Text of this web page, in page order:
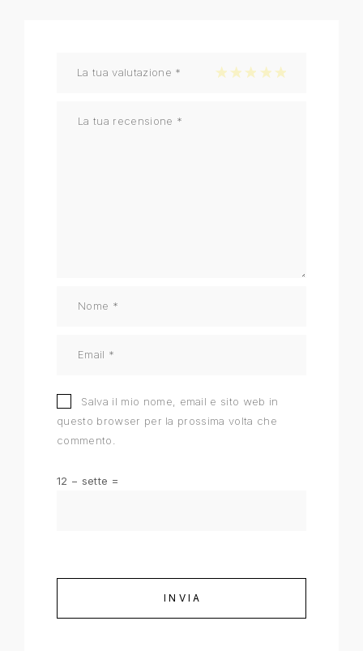
La tua valutazione * 1 stella su 5
2 stelle su 5
3 stelle su 5
4 stelle su 5
Salva il mio nome, email e sito web in
questo browser per la prossima volta che
commento.
12 − sette =